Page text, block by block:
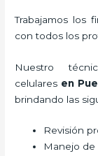
Trabajamos los
con todos los
Nuestro
celulares en
brindando las
Revisión
Manejo de